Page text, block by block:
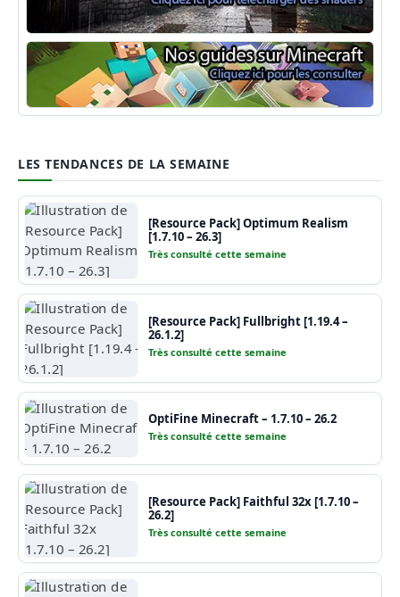
Shaders Minecraft
Guide Minecraft
LES TENDANCES DE LA SEMAINE
[Resource Pack] Optimum Realism
[1.7.10 – 26.3]
Très consulté cette semaine
[Resource Pack] Fullbright [1.19.4 –
26.1.2]
Très consulté cette semaine
OptiFine Minecraft – 1.7.10 – 26.2
Très consulté cette semaine
[Resource Pack] Faithful 32x [1.7.10 –
26.2]
Très consulté cette semaine